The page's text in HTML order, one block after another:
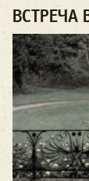
ВСТРЕЧА